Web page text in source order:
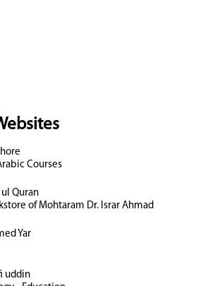
Courses
Quran
of Mohtaram Dr. Israr Ahmad
Yar
uddin